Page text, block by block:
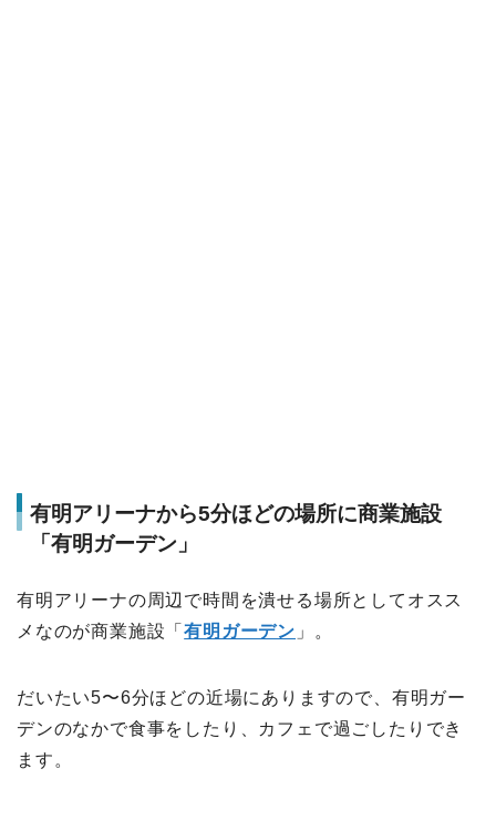
有明アリーナから5分ほどの場所に商業施設
「有明ガーデン」
有明アリーナの周辺で時間を潰せる場所としてオスス
メなのが商業施設「有明ガーデン 」。
だいたい5〜6分ほどの近場にありますので、有明ガー
デンのなかで食事をしたり、カフェで過ごしたりでき
ます。